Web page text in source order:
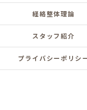
経絡整体理論
スタッフ紹介
プライバシーポリシ